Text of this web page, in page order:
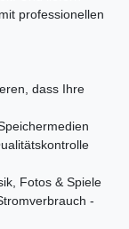
professionellen
dass Ihre
Fotos & Spiele
-